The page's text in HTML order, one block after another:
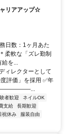
リアアップ☆
日数：1ヶ月あた
柔軟な「ズレ勤制
給を...
ィレクターとして
評価」を採用 ✅年
者歓迎
ネイルOK
支給
長期歓迎
祝休み
服装自由